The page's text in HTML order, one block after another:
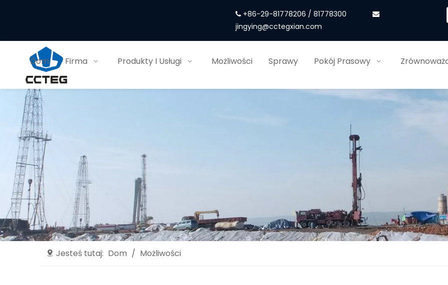
 +86-29-81778206 / 81778300
jingying@cctegxian.com
Dom Firma Produkty I Usługi Możliwości Sprawy Pokój Prasowy
Jesteś tutaj: Dom / Możliwości